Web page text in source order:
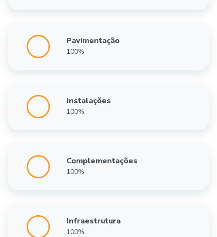
Pavimentação
100%
Instalações
100%
Complementações
100%
Infraestrutura
100%